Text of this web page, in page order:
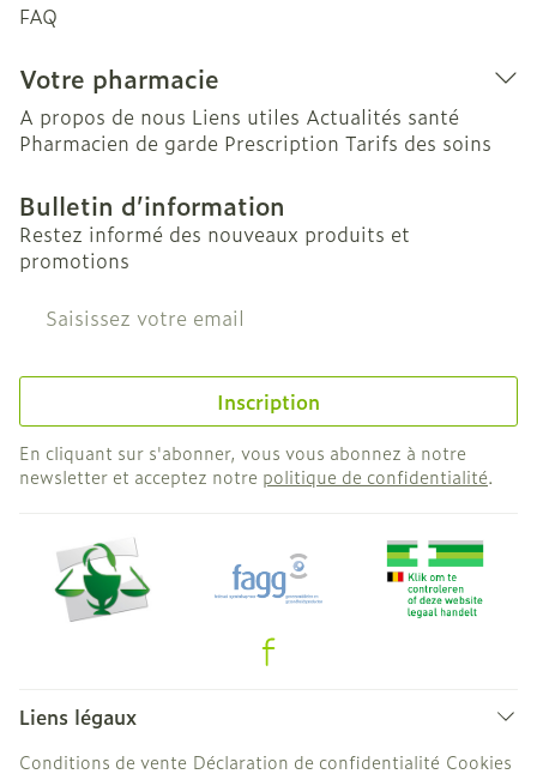
FAQ
Votre pharmacie
A propos de nous Liens utiles Actualités santé
Pharmacien de garde Prescription Tarifs des soins
Bulletin d’information
Restez informé des nouveaux produits et
promotions
Adresse mail
Inscription
En cliquant sur s'abonner, vous vous abonnez à notre
newsletter et acceptez notre politique de confidentialité.
Liens légaux
Conditions de vente Déclaration de confidentialité Cookies